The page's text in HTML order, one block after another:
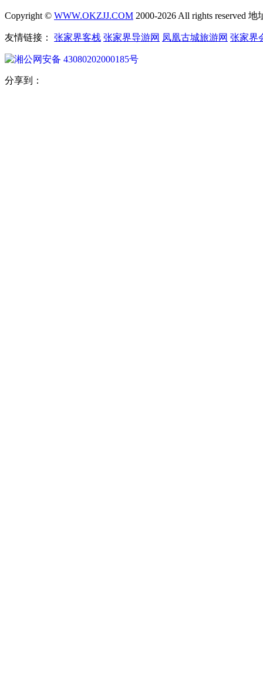
Copyright © WWW.OKZJJ.COM 2000-2026 All rights reserved
友情链接： 张家界客栈 张家界导游网 凤凰古城旅游网 张家界
湘公网安备 43080202000185号
分享到：